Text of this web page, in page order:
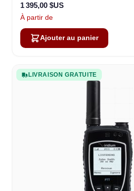
1 395,00 $US
À partir de
Ajouter au panier
LIVRAISON GRATUITE